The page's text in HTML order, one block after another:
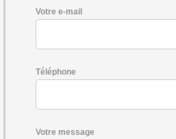
Votre e-mail
Téléphone
Votre message